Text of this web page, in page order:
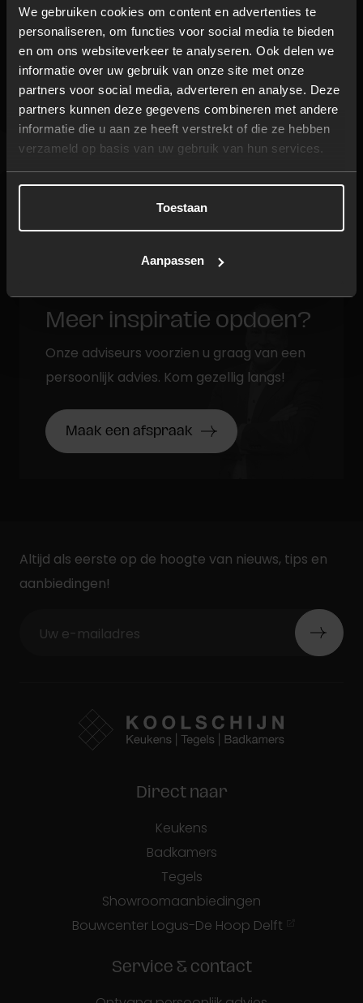
We gebruiken cookies om content en advertenties te
personaliseren, om functies voor social media te bieden
en om ons websiteverkeer te analyseren. Ook delen we
informatie over uw gebruik van onze site met onze
partners voor social media, adverteren en analyse. Deze
partners kunnen deze gegevens combineren met andere
informatie die u aan ze heeft verstrekt of die ze hebben
verzameld op basis van uw gebruik van hun services.
Toestaan
Aanpassen
Maak je
badkamer
herfstproof in 6
stappen
Subsidie op uw
nieuwe
elektrische
kookplaat
2 3 4 5 6 7 8
Meer inspiratie opdoen?
Onze adviseurs voorzien u graag van een
persoonlijk advies. Kom gezellig langs!
Maak een afspraak
Altijd als eerste op de hoogte van nieuws, tips en
aanbiedingen!
Uw e-mailadres
Direct naar
Keukens
Badkamers
Tegels
Showroomaanbiedingen
Bouwcenter Logus-De Hoop Delft
Service & contact